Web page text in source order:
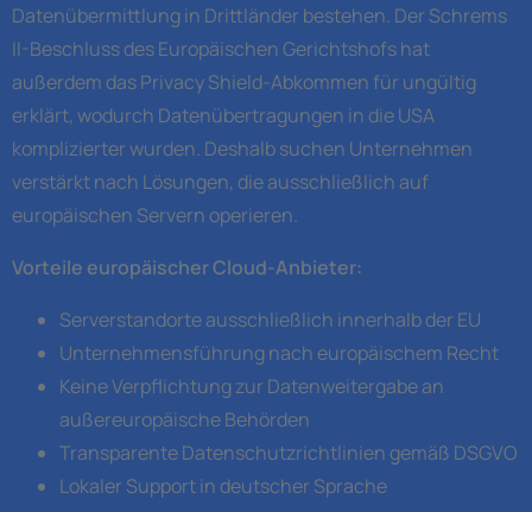
Datenübermittlung in Drittländer bestehen. Der Schrems
II-Beschluss des Europäischen Gerichtshofs hat
außerdem das Privacy Shield-Abkommen für ungültig
erklärt, wodurch Datenübertragungen in die USA
komplizierter wurden. Deshalb suchen Unternehmen
verstärkt nach Lösungen, die ausschließlich auf
europäischen Servern operieren.
Vorteile europäischer Cloud-Anbieter:
Serverstandorte ausschließlich innerhalb der EU
Unternehmensführung nach europäischem Recht
Keine Verpflichtung zur Datenweitergabe an
außereuropäische Behörden
Transparente Datenschutzrichtlinien gemäß DSGVO
Lokaler Support in deutscher Sprache